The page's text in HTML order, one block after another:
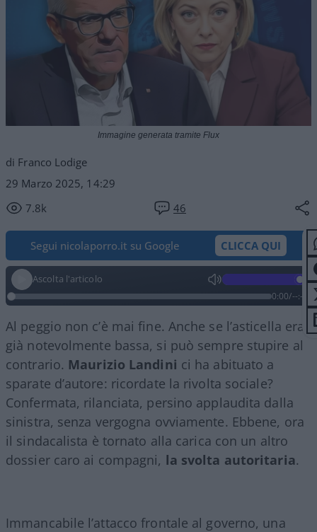
di Franco Lodige
29 Marzo 2025, 14:29
7.8k
46
Immagine generata tramite Flux
Segui nicolaporro.it su Google CLICCA QUI
Ascolta l'articolo
0:00/--:--
Al peggio non c’è mai fine. Anche se l’asticella era
già notevolmente bassa, si può sempre stupire al
contrario. Maurizio Landini ci ha abituato a
sparate d’autore: ricordate la rivolta sociale?
Confermata, rilanciata, persino applaudita dalla
sinistra, senza vergogna ovviamente. Ebbene, ora
il sindacalista è tornato alla carica con un altro
dossier caro ai compagni, la svolta autoritaria.
Immancabile l’attacco frontale al governo, una